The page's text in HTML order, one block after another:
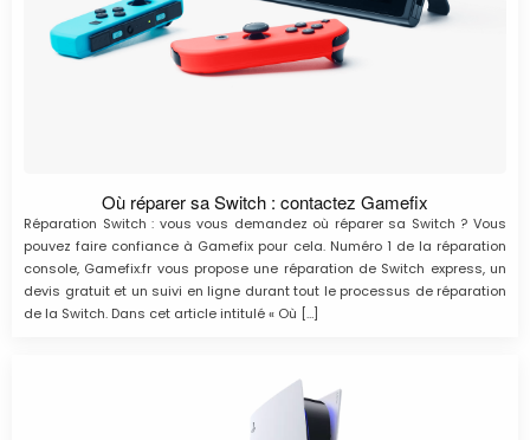
Où réparer sa Switch : contactez Gamefix
Réparation Switch : vous vous demandez où réparer sa Switch ? Vous
pouvez faire confiance à Gamefix pour cela. Numéro 1 de la réparation
console, Gamefix.fr vous propose une réparation de Switch express, un
devis gratuit et un suivi en ligne durant tout le processus de réparation
de la Switch. Dans cet article intitulé « Où […]